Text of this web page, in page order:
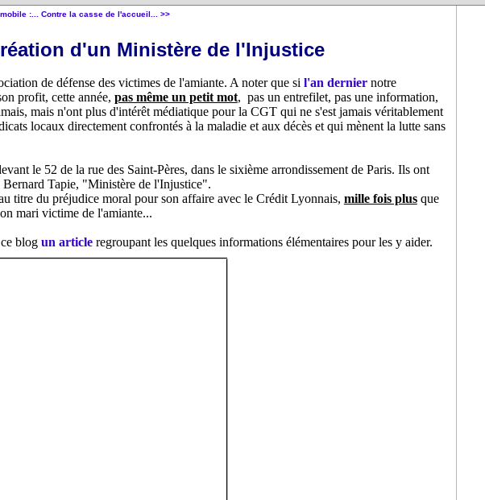
:... Contre la casse de l'accueil... >>
d'un Ministère de l'Injustice
de défense des victimes de l'amiante. A noter que si l'an derniernotre
profit, cette année, pas même un petit mot, pas un entrefilet, pas une information,
mais n'ont plus d'intérêt médiatique pour la CGT qui ne s'est jamais véritablement
locaux directement confrontés à la maladie et aux décès et qui mènent la lutte sans
le 52 de la rue des Saint-Pères, dans le sixième arrondissement de Paris. Ils ont
Bernard Tapie, "Ministère de l'Injustice".
titre du préjudice moral pour son affaire avec le Crédit Lyonnais, mille fois plus que
mari victime de l'amiante...
blog un articleregroupant les quelques informations élémentaires pour les y aider.